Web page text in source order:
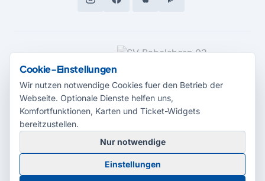
MEDIENPARTNER
© 2026 Radio Potsdam. Webseite entwickelt durch dieMedienagentur
Babelsberg
BarrierefreiheitserklärungAGBDatenschutzImpressum
Cookie-Einstellungen
Wir nutzen notwendige Cookies fuer den Betrieb der
Webseite. Optionale Dienste helfen uns,
Komfortfunktionen, Karten und Ticket-Widgets
bereitzustellen.
Nur notwendige
Einstellungen